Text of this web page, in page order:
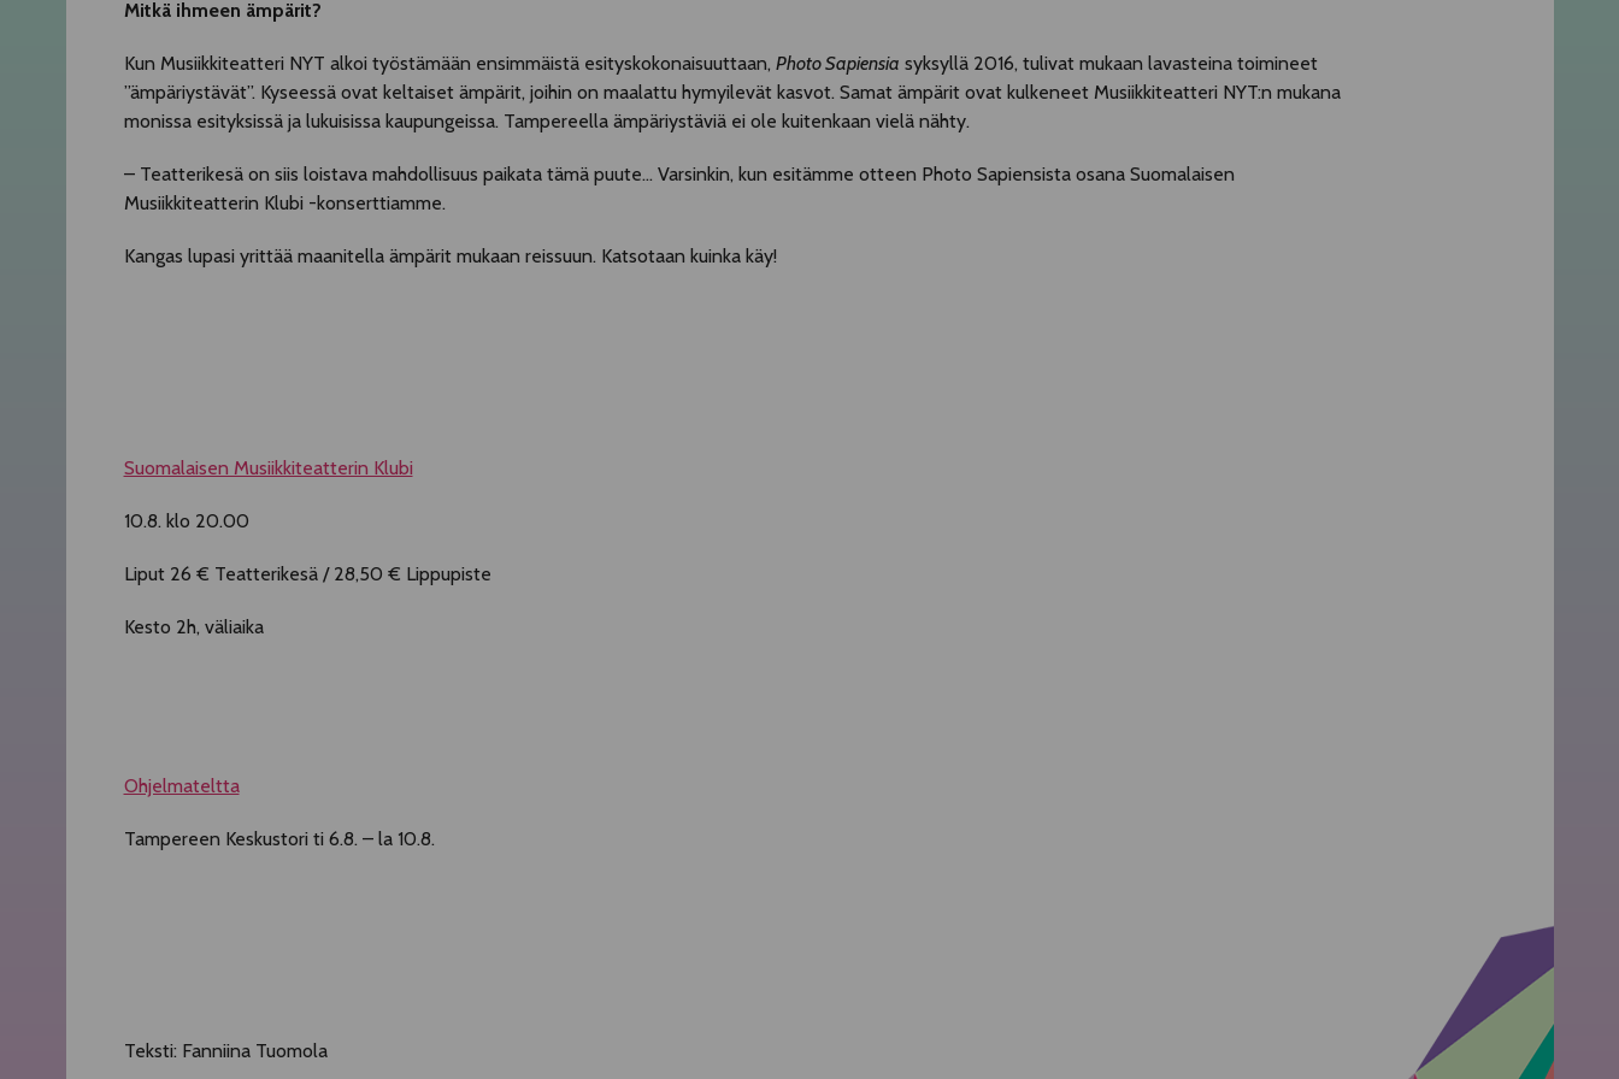
Mitkä ihmeen ämpärit?
Kun Musiikkiteatteri NYT alkoi työstämään ensimmäistä esityskokonaisuuttaan, Photo Sapiensia syksyllä 2016, tulivat mukaan lavasteina toimineet
”ämpäriystävät”. Kyseessä ovat keltaiset ämpärit, joihin on maalattu hymyilevät kasvot. Samat ämpärit ovat kulkeneet Musiikkiteatteri NYT:n mukana
monissa esityksissä ja lukuisissa kaupungeissa. Tampereella ämpäriystäviä ei ole kuitenkaan vielä nähty.
– Teatterikesä on siis loistava mahdollisuus paikata tämä puute... Varsinkin, kun esitämme otteen Photo Sapiensista osana Suomalaisen
Musiikkiteatterin Klubi -konserttiamme.
Kangas lupasi yrittää maanitella ämpärit mukaan reissuun. Katsotaan kuinka käy!
Suomalaisen Musiikkiteatterin Klubi
10.8. klo 20.00
Liput 26 € Teatterikesä / 28,50 € Lippupiste
Kesto 2h, väliaika
Ohjelmateltta
Tampereen Keskustori ti 6.8. – la 10.8.
Teksti: Fanniina Tuomola